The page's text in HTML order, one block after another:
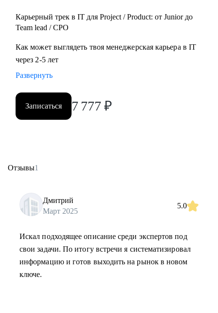
Карьерный трек в IT для Project / Product: от Junior до
Team lead / CPO
Как может выглядеть твоя менеджерская карьера в IT
через 2-5 лет
Развернуть
Записаться 7 777 ₽
Отзывы1
Дмитрий
Март 2025
5.0
Искал подходящее описание среди экспертов под
свои задачи. По итогу встречи я систематизировал
информацию и готов выходить на рынок в новом
ключе.